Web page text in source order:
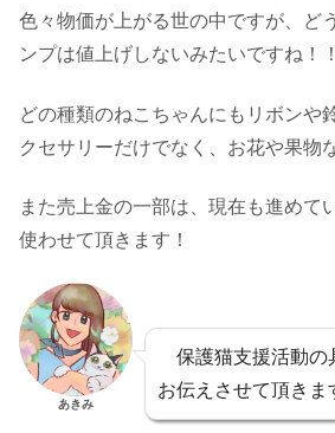
色々物価が上がる世の中ですが、ど
ンプは値上げしないみたいですね！！
どの種類のねこちゃんにもリボンや
クセサリーだけでなく、お花や果物
また売上金の一部は、現在も進めて
使わせて頂きます！
あきみ
保護猫支援活動の
お伝えさせて頂きま